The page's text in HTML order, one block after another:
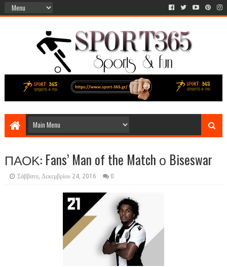
ΠΑΟΚ: Fans’ Man of the Match ο Biseswar
Σάββατο, Δεκεμβρίου 24, 2016 0